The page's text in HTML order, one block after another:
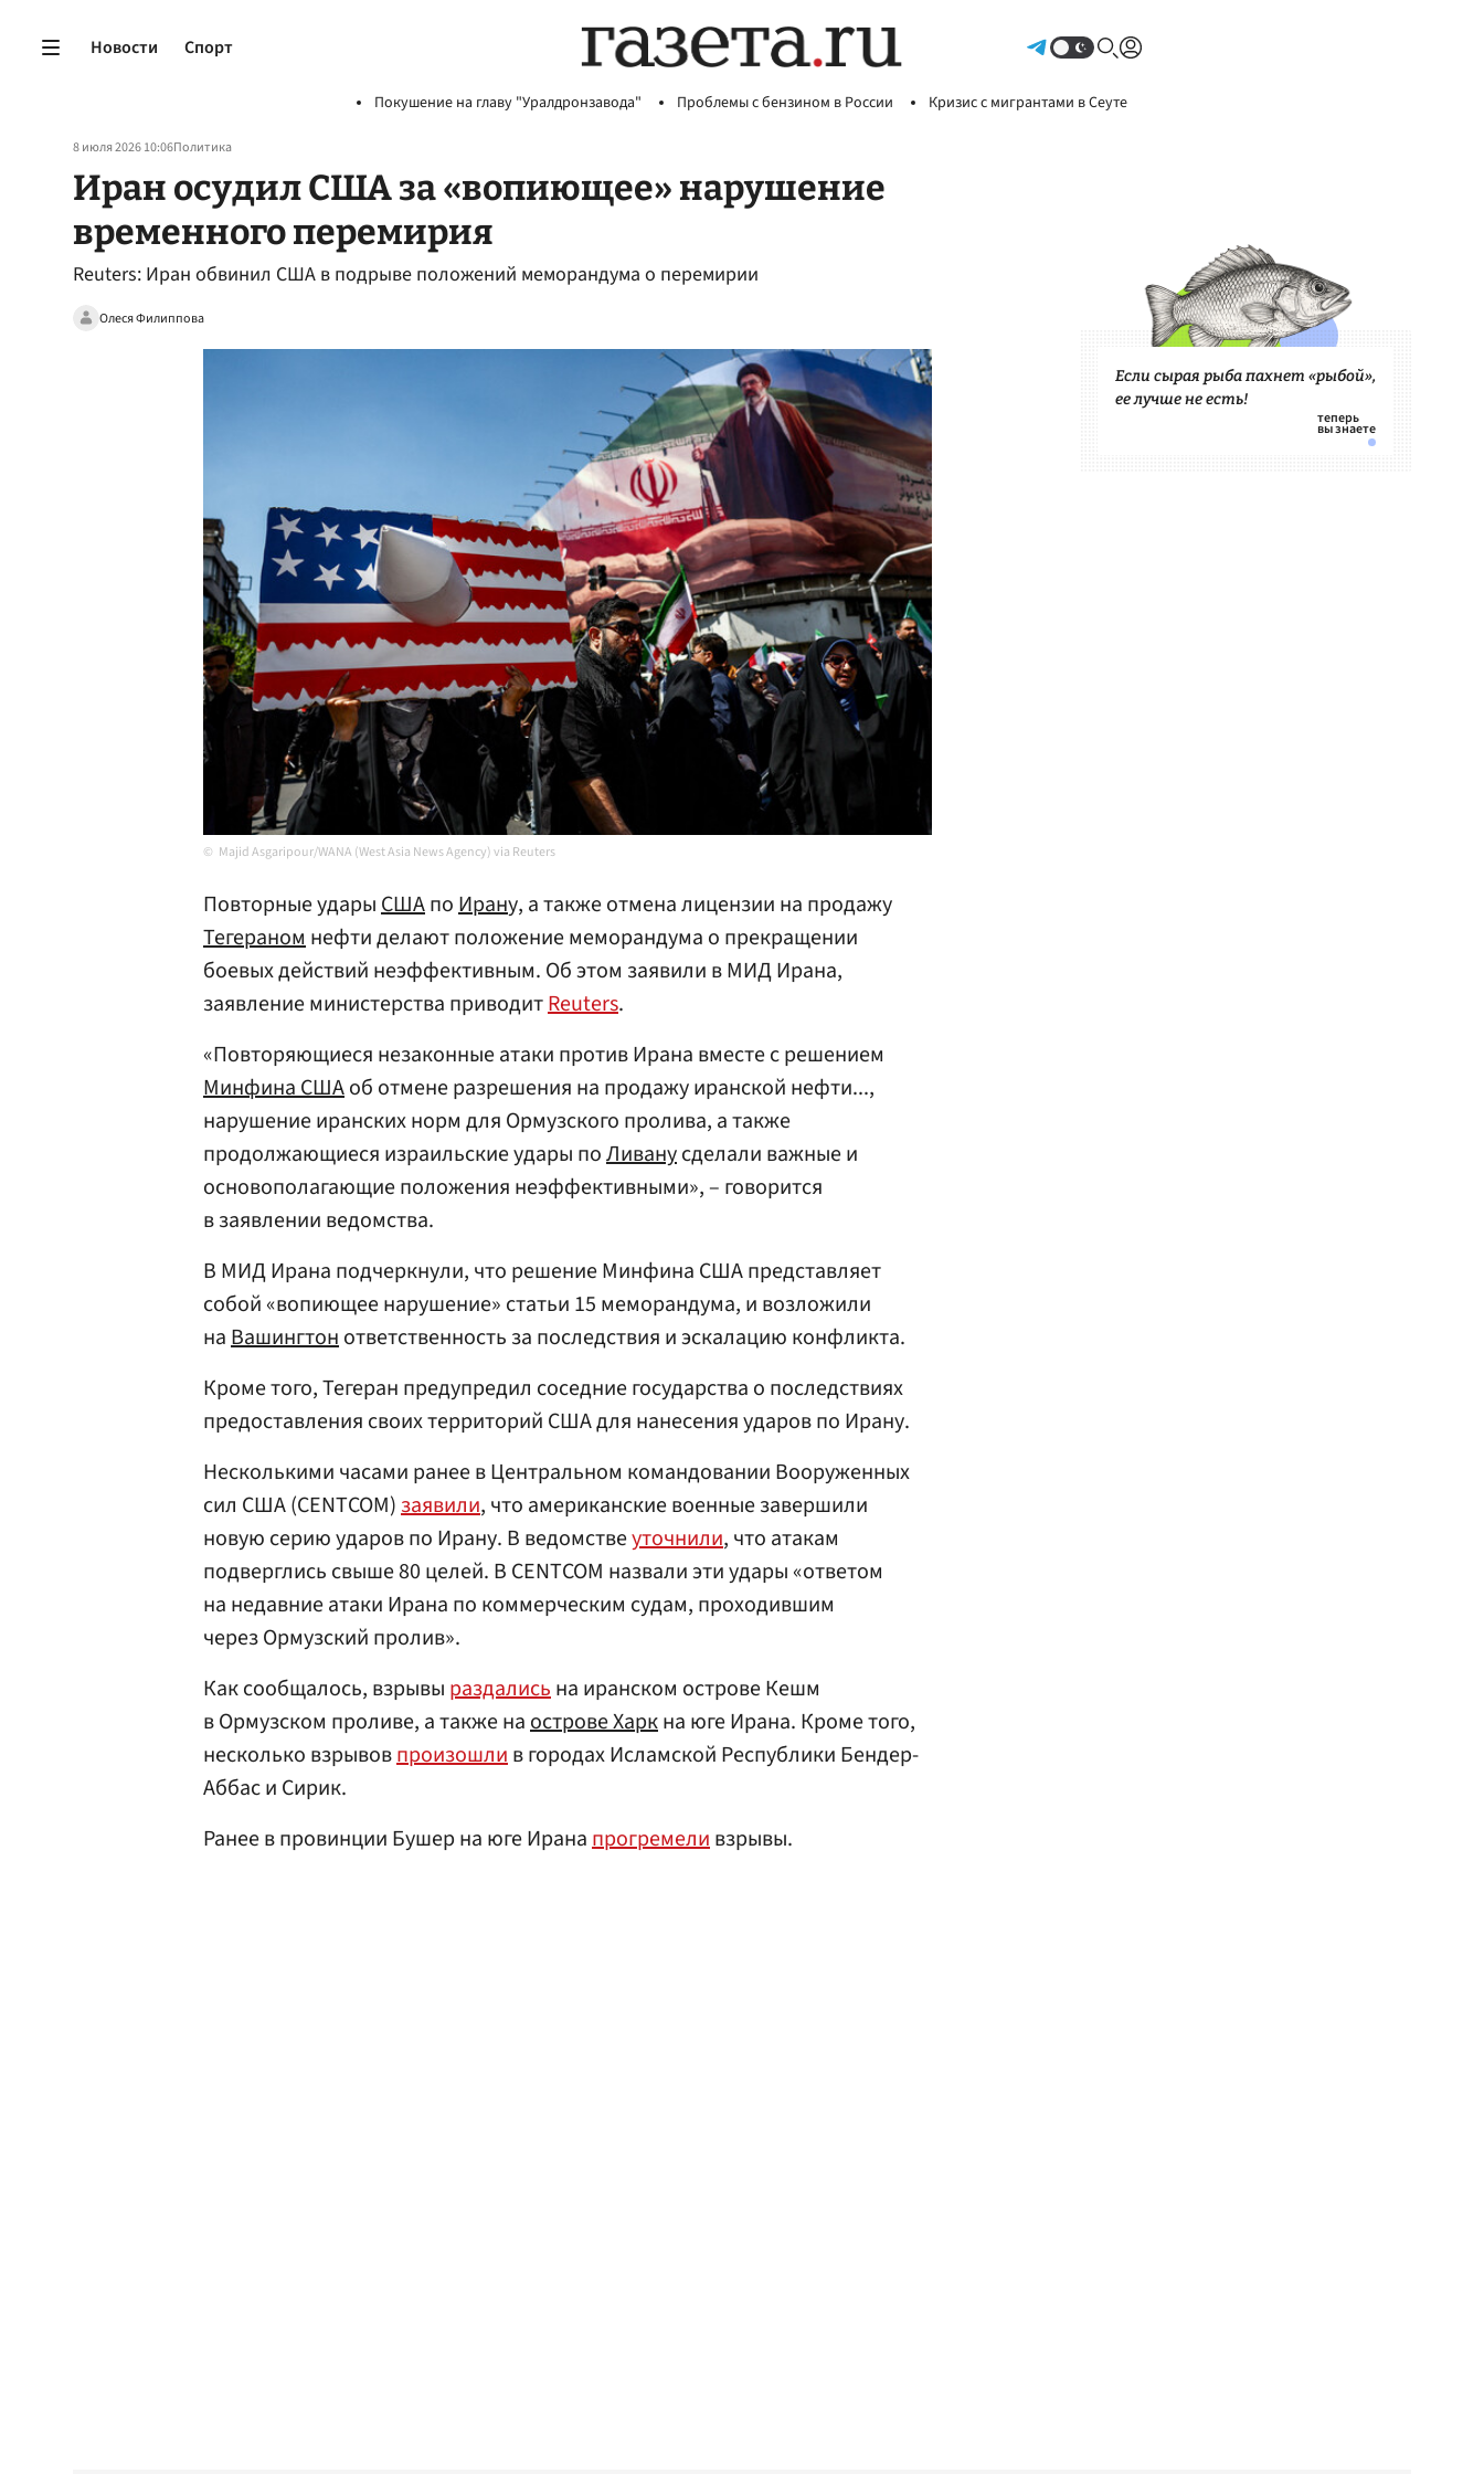
Новости Спорт
Покушение на главу "Уралдронзавода" Проблемы с бензином в России Кризис с мигрантами в Сеуте
8 июля 2026 10:06Политика
Иран осудил США за «вопиющее» нарушение
временного перемирия
Reuters: Иран обвинил США в подрыве положений меморандума о перемирии
Олеся Филиппова
Majid Asgaripour/WANA (West Asia News Agency) via Reuters
Повторные ударыСШАпоИрану, а также отмена лицензии на продажу
Тегераномнефти делают положение меморандума о прекращении
боевых действий неэффективным. Об этом заявили в МИД Ирана,
заявление министерства приводитReuters.
«Повторяющиеся незаконные атаки против Ирана вместе с решением
Минфина СШАоб отмене разрешения на продажу иранской нефти...,
нарушение иранских норм для Ормузского пролива, а также
продолжающиеся израильские удары поЛиванусделали важные и
основополагающие положения неэффективными», – говорится
в заявлении ведомства.
В МИД Ирана подчеркнули, что решение Минфина США представляет
собой «вопиющее нарушение» статьи 15 меморандума, и возложили
наВашингтонответственность за последствия и эскалацию конфликта.
Кроме того, Тегеран предупредил соседние государства о последствиях
предоставления своих территорий США для нанесения ударов по Ирану.
Несколькими часами ранее в Центральном командовании Вооруженных
сил США (CENTCOM)заявили, что американские военные завершили
новую серию ударов по Ирану. В ведомствеуточнили, что атакам
подверглись свыше 80 целей. В CENTCOM назвали эти удары «ответом
на недавние атаки Ирана по коммерческим судам, проходившим
через Ормузский пролив».
Как сообщалось, взрывы раздалисьна иранском острове Кешм
в Ормузском проливе, а также наострове Харкна юге Ирана. Кроме того,
несколько взрывовпроизошлив городах Исламской Республики Бендер-
Аббас и Сирик.
Ранее в провинции Бушер на юге Иранапрогремеливзрывы.
Если сырая рыба пахнет «рыбой»,
ее лучше не есть!